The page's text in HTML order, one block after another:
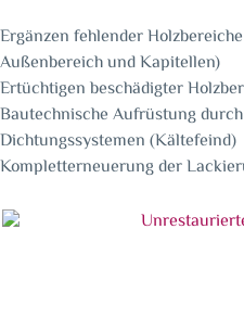
Ergänzen fehlender
Außenbereich und Kapitellen)
Ertüchtigen beschädigter
Bautechnische Aufrüstung
Dichtungssystemen (Kältefeind)
Kompletterneuerung der